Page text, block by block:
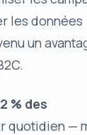
les données
un
% des
quotidien —